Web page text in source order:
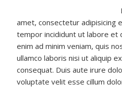
amet, consectetur adipisicing
tempor incididunt ut labore et
enim ad minim veniam, quis
ullamco laboris nisi ut aliquip
consequat. Duis aute irure
voluptate velit esse cillum